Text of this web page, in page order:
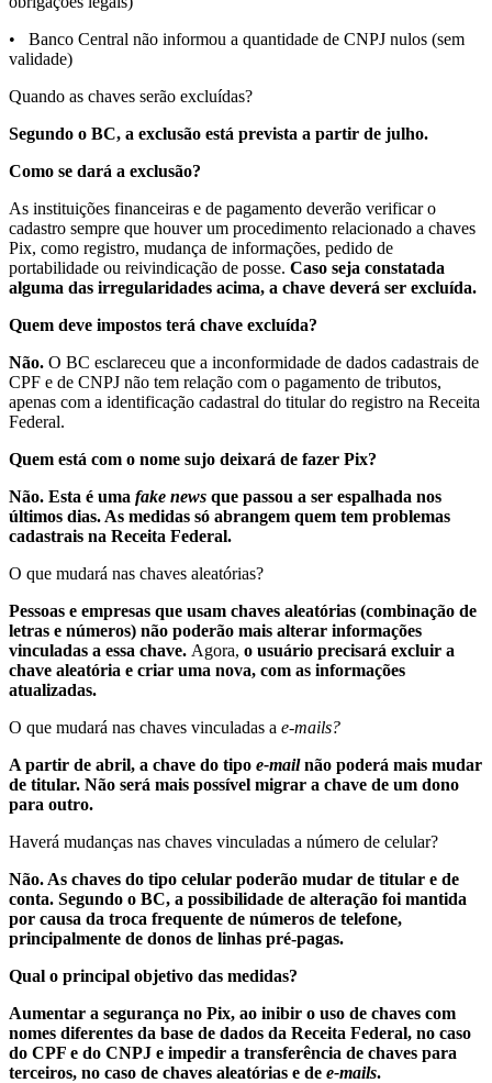
• Banco Central não informou a quantidade de CNPJ nulos (sem
validade)
Quando as chaves serão excluídas?
Segundo o BC, a exclusão está prevista a partir de julho.
Como se dará a exclusão?
As instituições financeiras e de pagamento deverão verificar o
cadastro sempre que houver um procedimento relacionado a chaves
Pix, como registro, mudança de informações, pedido de
portabilidade ou reivindicação de posse. Caso seja constatada
alguma das irregularidades acima, a chave deverá ser excluída.
Quem deve impostos terá chave excluída?
Não. O BC esclareceu que a inconformidade de dados cadastrais de
CPF e de CNPJ não tem relação com o pagamento de tributos,
apenas com a identificação cadastral do titular do registro na Receita
Federal.
Quem está com o nome sujo deixará de fazer Pix?
Não. Esta é uma fake news que passou a ser espalhada nos
últimos dias. As medidas só abrangem quem tem problemas
cadastrais na Receita Federal.
O que mudará nas chaves aleatórias?
Pessoas e empresas que usam chaves aleatórias (combinação de
letras e números) não poderão mais alterar informações
vinculadas a essa chave. Agora, o usuário precisará excluir a
chave aleatória e criar uma nova, com as informações
atualizadas.
O que mudará nas chaves vinculadas a e-mails?
A partir de abril, a chave do tipo e-mailnão poderá mais mudar
de titular. Não será mais possível migrar a chave de um dono
para outro.
Haverá mudanças nas chaves vinculadas a número de celular?
Não. As chaves do tipo celular poderão mudar de titular e de
conta. Segundo o BC, a possibilidade de alteração foi mantida
por causa da troca frequente de números de telefone,
principalmente de donos de linhas pré-pagas.
Qual o principal objetivo das medidas?
Aumentar a segurança no Pix, ao inibir o uso de chaves com
nomes diferentes da base de dados da Receita Federal, no caso
do CPF e do CNPJ e impedir a transferência de chaves para
terceiros, no caso de chaves aleatórias e de e-mails.